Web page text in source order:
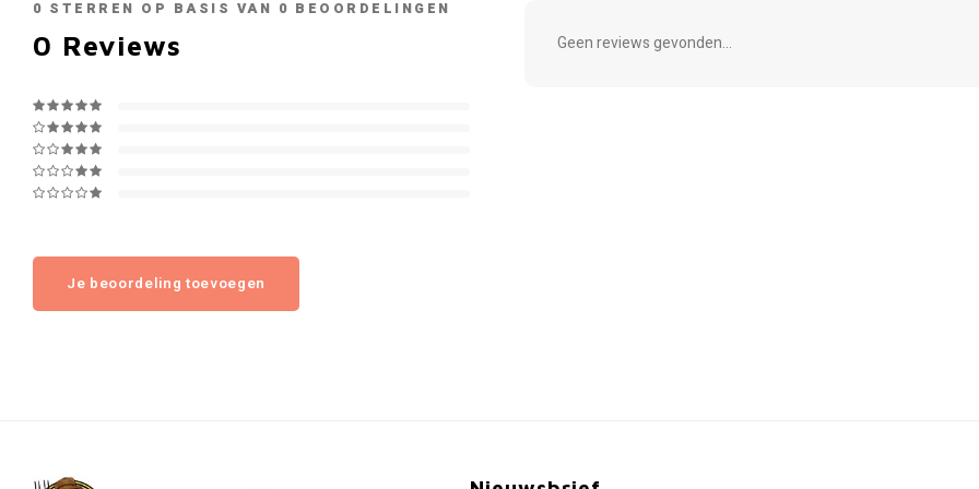
0 STERREN OP BASIS VAN 0 BEOORDELINGEN
0 Reviews
Je beoordeling toevoegen
Geen reviews gevonden...